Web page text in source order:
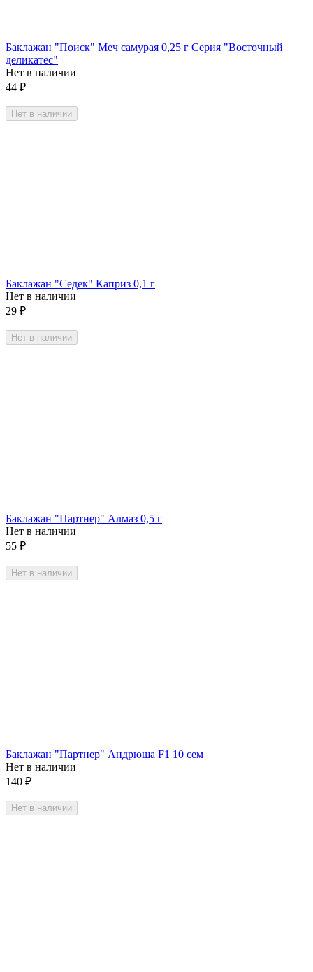
Баклажан "Поиск" Меч самурая 0,25 г Серия "Восточный
деликатес"
Нет в наличии
44 ₽
Нет в наличии
Баклажан "Седек" Каприз 0,1 г
Нет в наличии
29 ₽
Нет в наличии
Баклажан "Партнер" Алмаз 0,5 г
Нет в наличии
55 ₽
Нет в наличии
Баклажан "Партнер" Андрюша F1 10 сем
Нет в наличии
140 ₽
Нет в наличии